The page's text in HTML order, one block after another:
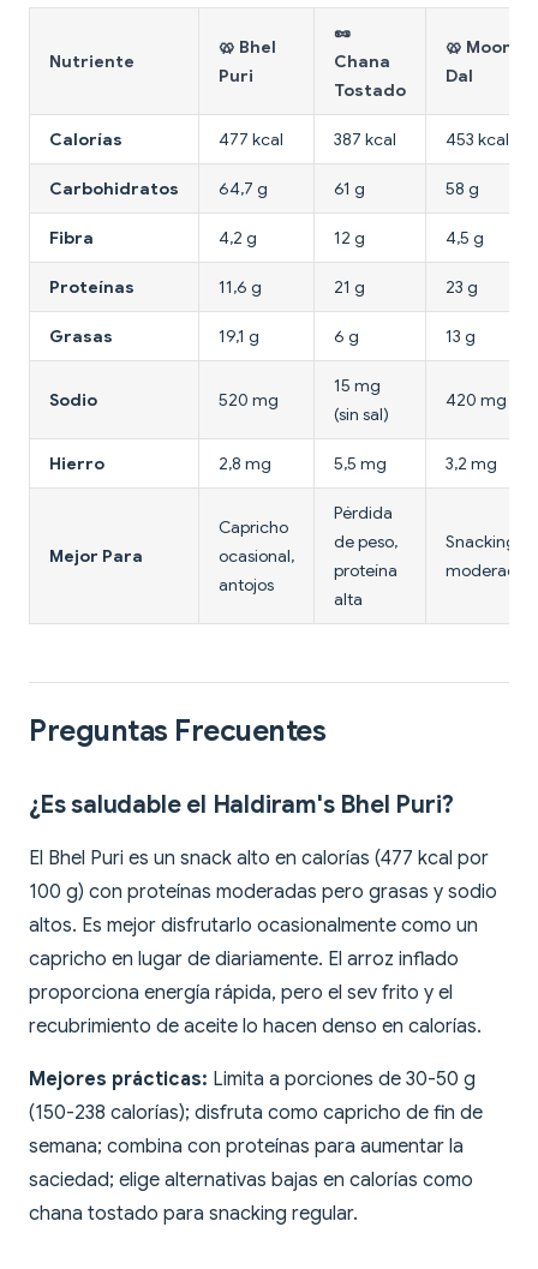
Nutriente
🥨 Bhel
Puri
🥜
Chana
Tostado
🥨 Moong
Dal
Calorías 477 kcal 387 kcal 453 kcal
Carbohidratos 64,7 g 61 g 58 g
Fibra 4,2 g 12 g 4,5 g
Proteínas 11,6 g 21 g 23 g
Grasas 19,1 g 6 g 13 g
Sodio 520 mg
15 mg
(sin sal)
420 mg
Hierro 2,8 mg 5,5 mg 3,2 mg
Mejor Para
Capricho
ocasional,
antojos
Pérdida
de peso,
proteína
alta
Snacking
moderado
Preguntas Frecuentes
¿Es saludable el Haldiram's Bhel Puri?
El Bhel Puri es un snack alto en calorías (477 kcal por
100 g) con proteínas moderadas pero grasas y sodio
altos. Es mejor disfrutarlo ocasionalmente como un
capricho en lugar de diariamente. El arroz inflado
proporciona energía rápida, pero el sev frito y el
recubrimiento de aceite lo hacen denso en calorías.
Mejores prácticas: Limita a porciones de 30-50 g
(150-238 calorías); disfruta como capricho de fin de
semana; combina con proteínas para aumentar la
saciedad; elige alternativas bajas en calorías como
chana tostado para snacking regular.